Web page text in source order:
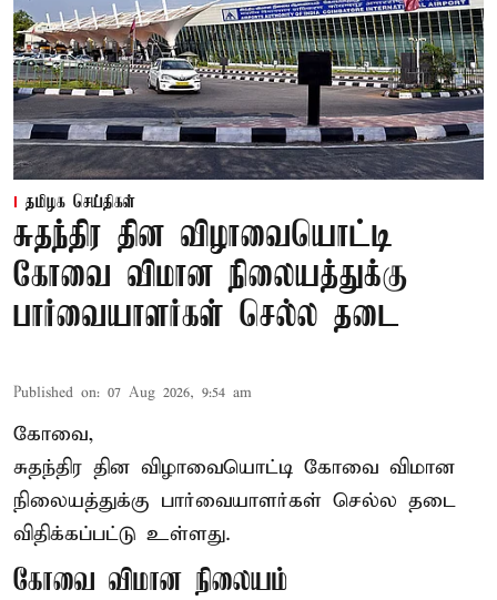
தமிழக செய்திகள்
சுதந்திர தின விழாவையொட்டி
கோவை விமான நிலையத்துக்கு
பார்வையாளர்கள் செல்ல தடை
Published on: 07 Aug 2026, 9:54 am
கோவை,
சுதந்திர தின விழாவையொட்டி கோவை விமான
நிலையத்துக்கு பார்வையாளர்கள் செல்ல தடை
விதிக்கப்பட்டு உள்ளது.
கோவை விமான நிலையம்